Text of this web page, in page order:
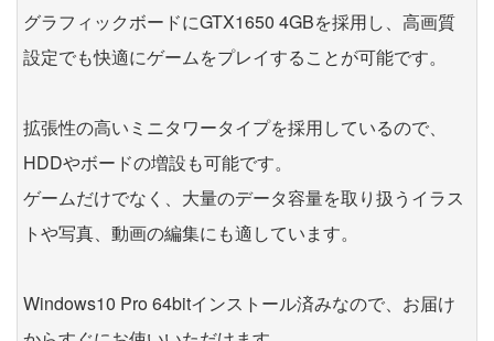
グラフィックボードにGTX1650 4GBを採用し、高画質
設定でも快適にゲームをプレイすることが可能です。
拡張性の高いミニタワータイプを採用しているので、
HDDやボードの増設も可能です。
ゲームだけでなく、大量のデータ容量を取り扱うイラス
トや写真、動画の編集にも適しています。
Windows10 Pro 64bitインストール済みなので、お届け